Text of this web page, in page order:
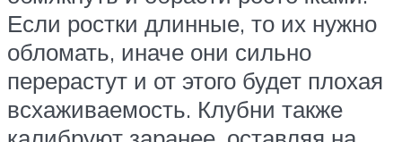
Если ростки длинные, то их нужно
обломать, иначе они сильно
перерастут и от этого будет плохая
всхаживаемость. Клубни также